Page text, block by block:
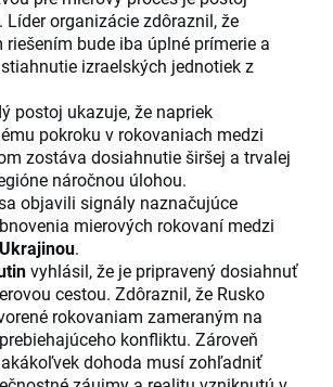
. Líder organizácie zdôraznil, že
bude iba úplné prímerie a
izraelských jednotiek z
postoj ukazuje, že napriek
pokroku v rokovaniach medzi
zostáva dosiahnutie širšej a trvalej
náročnou úlohou.
objavili signály naznačujúce
mierových rokovaní medzi
Ukrajinou.
vyhlásil, že je pripravený dosiahnuť
cestou. Zdôraznil, že Rusko
rokovaniam zameraným na
konfliktu. Zároveň
akákoľvek dohoda musí zohľadniť